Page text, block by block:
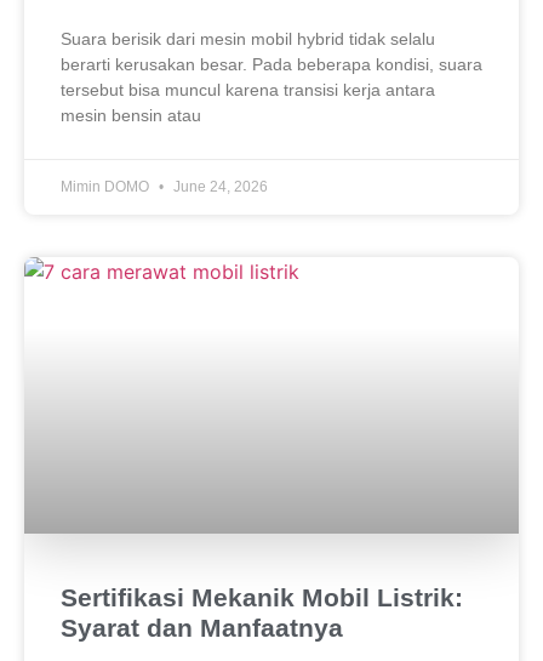
Suara berisik dari mesin mobil hybrid tidak selalu
berarti kerusakan besar. Pada beberapa kondisi, suara
tersebut bisa muncul karena transisi kerja antara
mesin bensin atau
Mimin DOMO June 24, 2026
Sertifikasi Mekanik Mobil Listrik:
Syarat dan Manfaatnya